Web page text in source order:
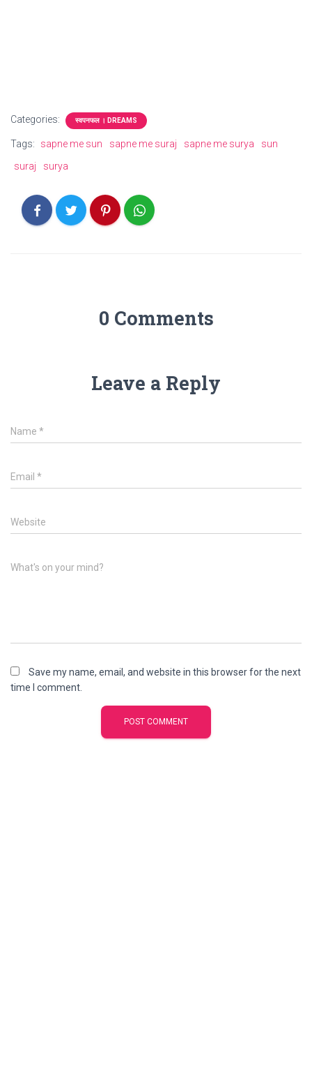
Categories: स्वपनफल । DREAMS
Tags: sapne me sun sapne me suraj sapne me surya
sun
suraj
surya
0 Comments
Leave a Reply
Name *
Email *
Website
What's on your mind?
Save my name, email, and website in this browser for the next
time I comment.